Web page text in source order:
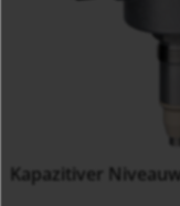
Kapazitiver